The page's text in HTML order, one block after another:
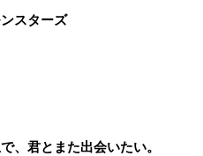
スターズ
、君とまた出会いたい。